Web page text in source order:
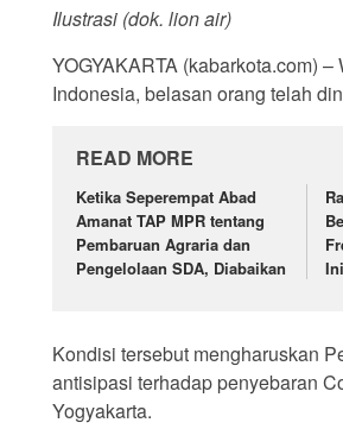
Ilustrasi (dok. lion air)
YOGYAKARTA (kabarkota.com)
Indonesia, belasan orang telah
READ MORE
Ketika Seperempat Abad
Amanat TAP MPR tentang
Pembaruan Agraria dan
Pengelolaan SDA, Diabaikan
Kondisi tersebut mengharuskan
antisipasi terhadap penyebaran
Yogyakarta.